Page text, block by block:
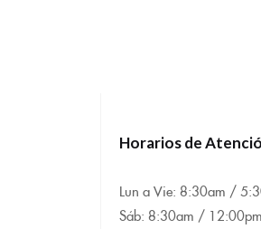
Horarios de
Lun a Vie: 8:30am /
Sáb: 8:30am / 12:00pm